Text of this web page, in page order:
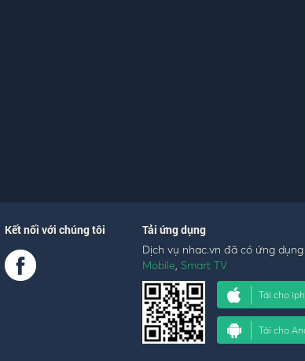
Kết nối với chúng tôi Tải ứng dụng
Dịch vụ nhac.vn đã có ứng
Mobile, Smart TV
Tải cho
Tải cho